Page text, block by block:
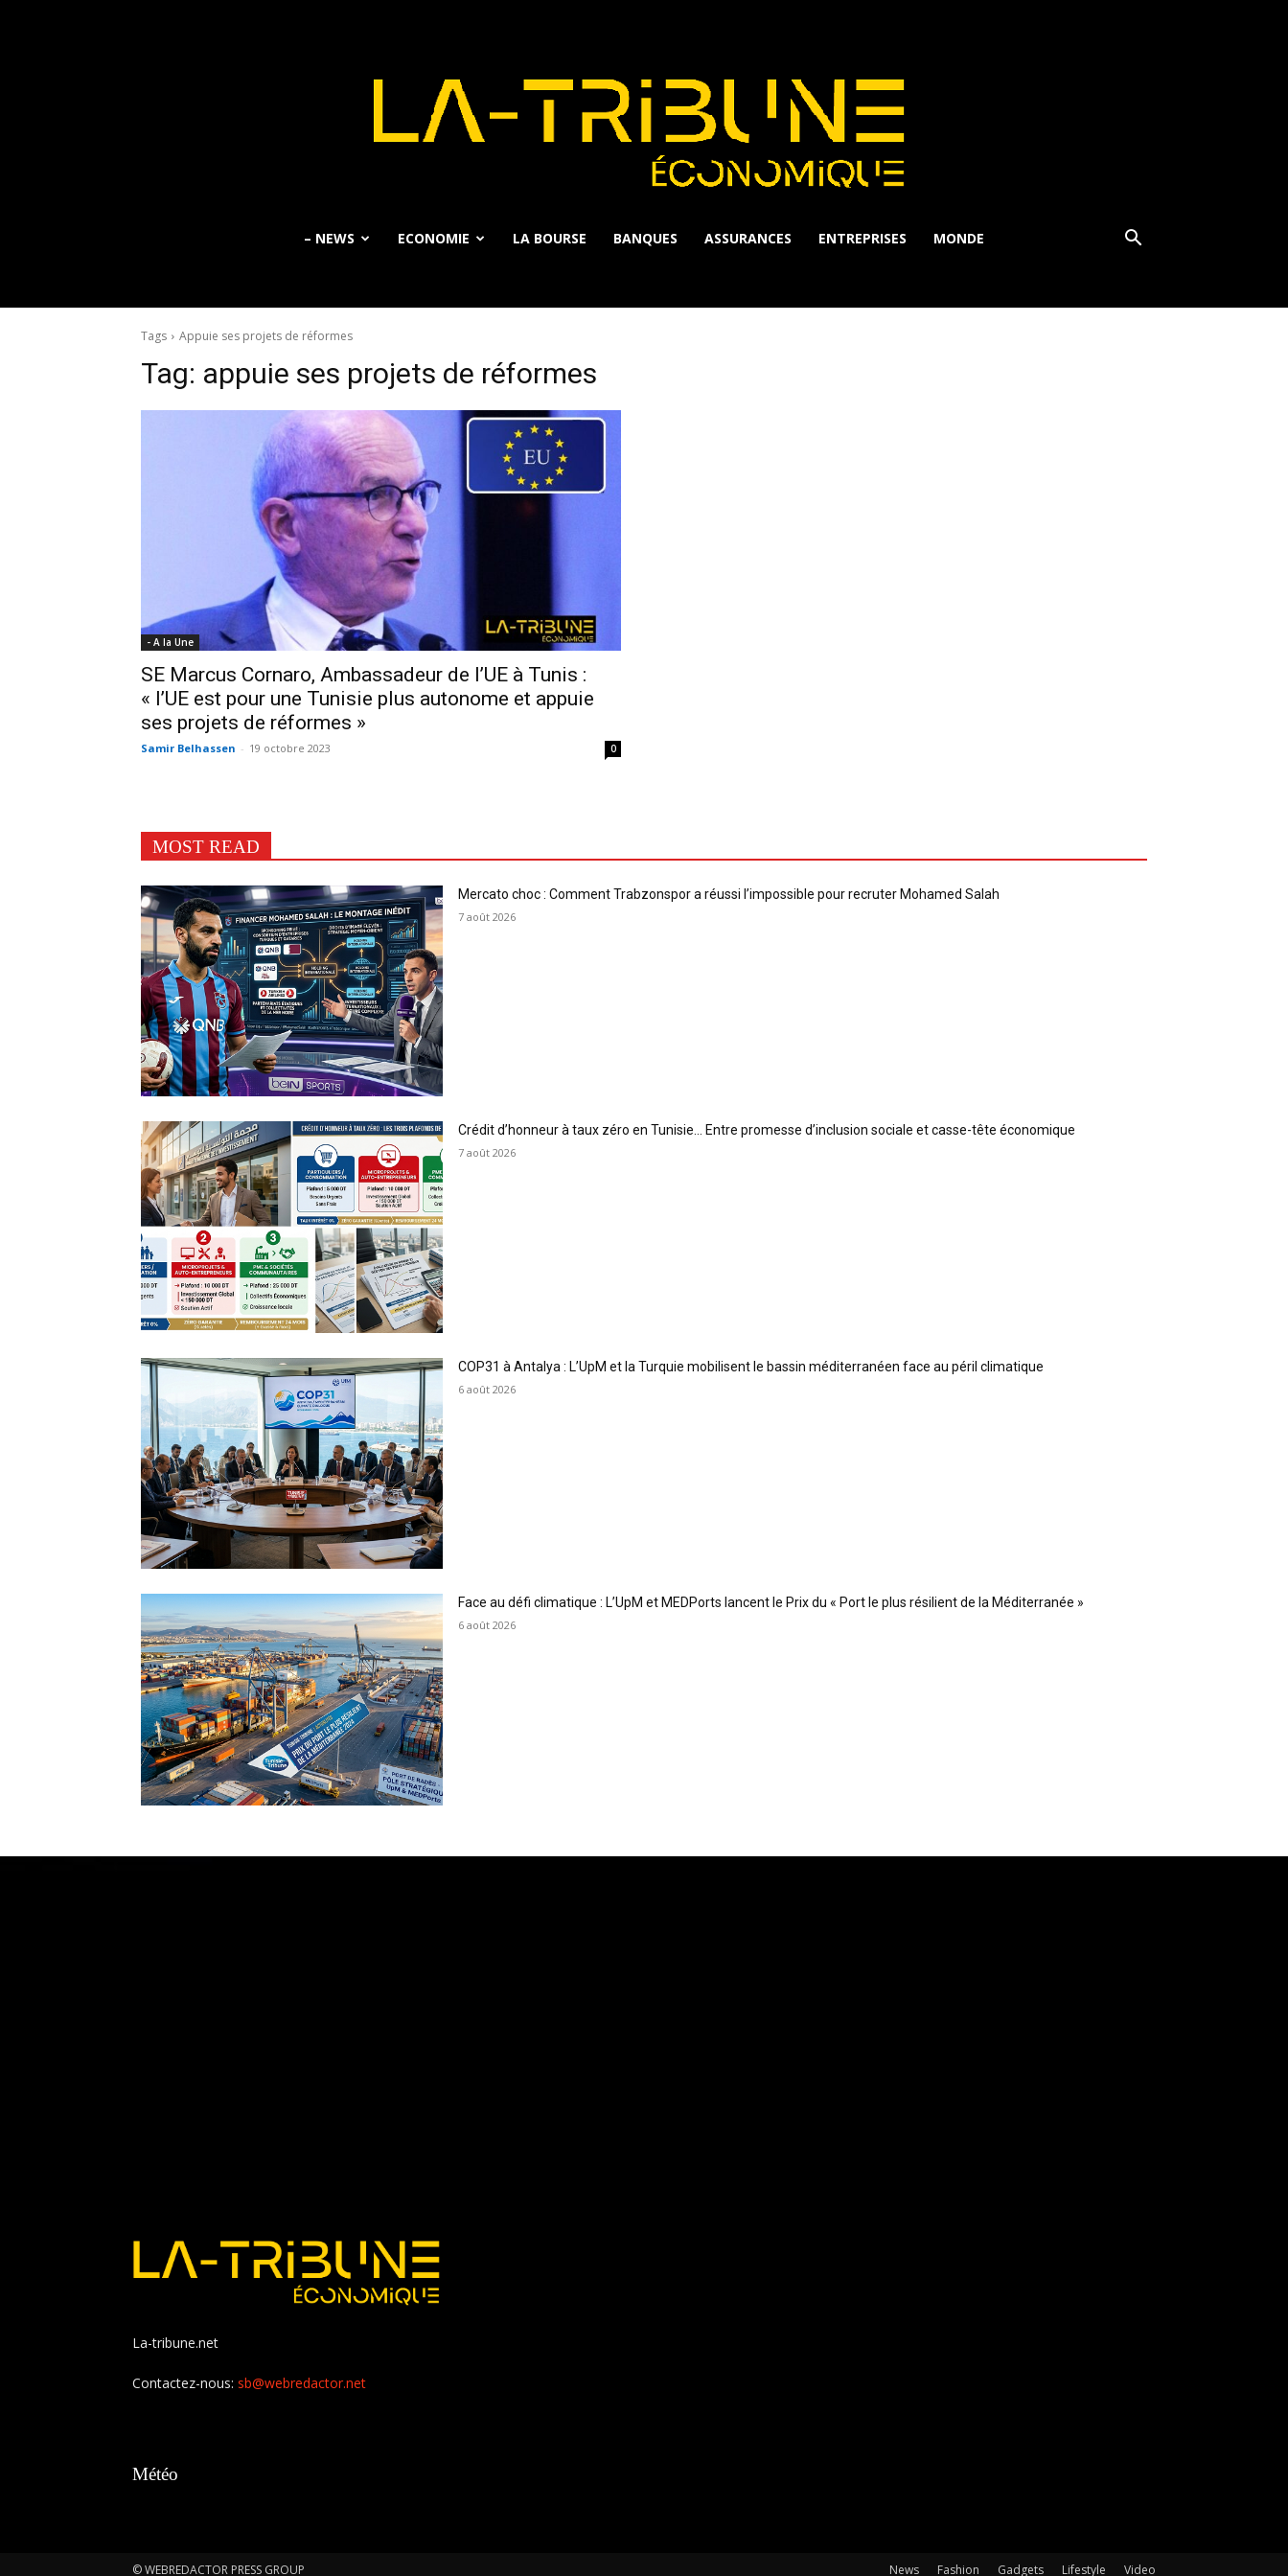
– NEWS ECONOMIE LA BOURSE BANQUES ASSURANCES ENTREPRISES MONDE
Tags Appuie ses projets de réformes
Tag: appuie ses projets de réformes
- A la Une
SE Marcus Cornaro, Ambassadeur de l’UE à Tunis :
« l’UE est pour une Tunisie plus autonome et appuie
ses projets de réformes »
Samir Belhassen - 19 octobre 2023 0
MOST READ
Mercato choc : Comment Trabzonspor a réussi l’impossible pour recruter Mohamed Salah
7 août 2026
Crédit d’honneur à taux zéro en Tunisie… Entre promesse d’inclusion sociale et casse-tête économique
7 août 2026
COP31 à Antalya : L’UpM et la Turquie mobilisent le bassin méditerranéen face au péril climatique
6 août 2026
Face au défi climatique : L’UpM et MEDPorts lancent le Prix du « Port le plus résilient de la Méditerranée »
6 août 2026
La-tribune.net
Contactez-nous: sb@webredactor.net
Météo
News Fashion Gadgets Lifestyle Video
© WEBREDACTOR PRESS GROUP